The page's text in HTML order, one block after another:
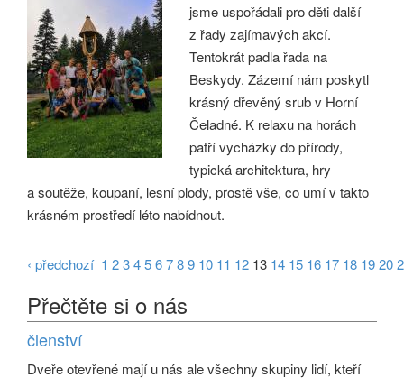
jsme uspořádali pro děti další
z řady zajímavých akcí.
Tentokrát padla řada na
Beskydy. Zázemí nám poskytl
krásný dřevěný srub v Horní
Čeladné. K relaxu na horách
patří vycházky do přírody,
typická architektura, hry
a soutěže, koupaní, lesní plody, prostě vše, co umí v takto
krásném prostředí léto nabídnout.
‹ předchozí 1 23456789 10 11 12 13 14 15 16 17 18 1920
Přečtěte si o nás
členství
Dveře otevřené mají u nás ale všechny skupiny lidí, kteří